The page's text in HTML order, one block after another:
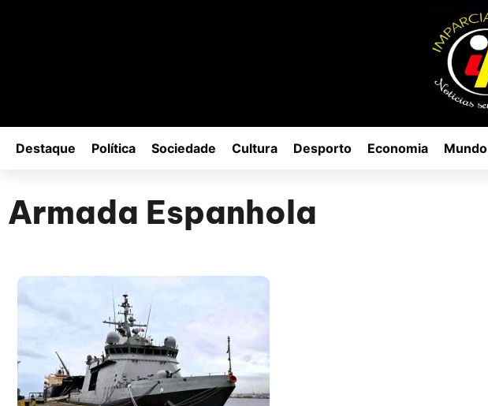
Destaque Política Sociedade Cultura Desporto Economia Mundo
Armada Espanhola